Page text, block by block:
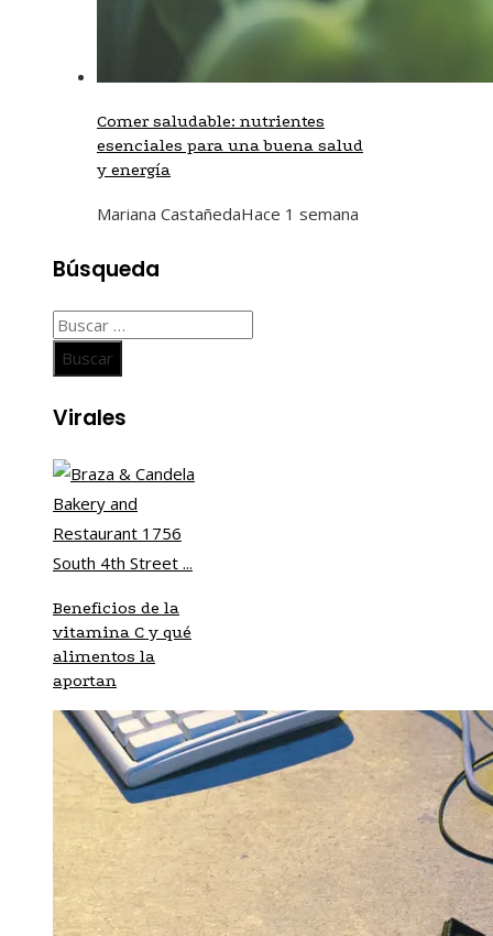
Comer saludable: nutrientes
esenciales para una buena salud
y energía
Mariana CastañedaHace 1 semana
Búsqueda
Buscar:
Virales
Beneficios de la
vitamina C y qué
alimentos la
aportan